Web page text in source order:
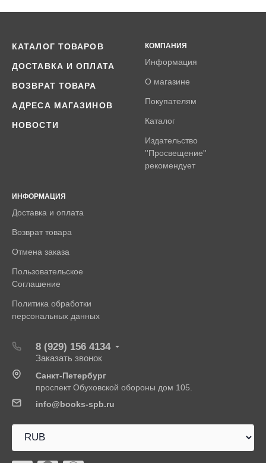
КАТАЛОГ ТОВАРОВ
ДОСТАВКА И ОПЛАТА
ВОЗВРАТ ТОВАРА
АДРЕСА МАГАЗИНОВ
НОВОСТИ
КОМПАНИЯ
Информация
О магазине
Покупателям
Каталог
Издательство
''Просвещение''
рекомендует
ИНФОРМАЦИЯ
Доставка и оплата
Возврат товара
Отмена заказа
Пользовательское
Соглашение
Политика обработки
персональных данных
8 (929) 156 4134
Заказать звонок
Санкт-Петербург
проспект Обуховской обороны дом 105.
info@books-spb.ru